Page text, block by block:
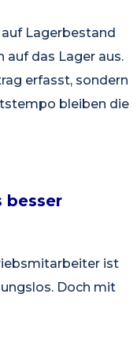
Lagerbestand
auf das Lager aus.
erfasst, sondern
bleiben die
besser
ist
Doch mit